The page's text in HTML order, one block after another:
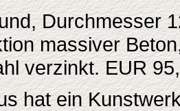
Durchmesser
massiver
verzinkt. EUR
hat ein